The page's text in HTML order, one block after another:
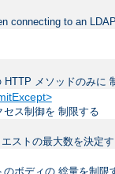
connecting to an
HTTP メソッドのみに
ス制御を 制限する
ストの最大数を決定
ボディの 総量を制限